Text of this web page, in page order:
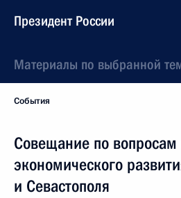
Президент России
Материалы по выбранной
События
Совещание по вопросам
экономического
и Севастополя